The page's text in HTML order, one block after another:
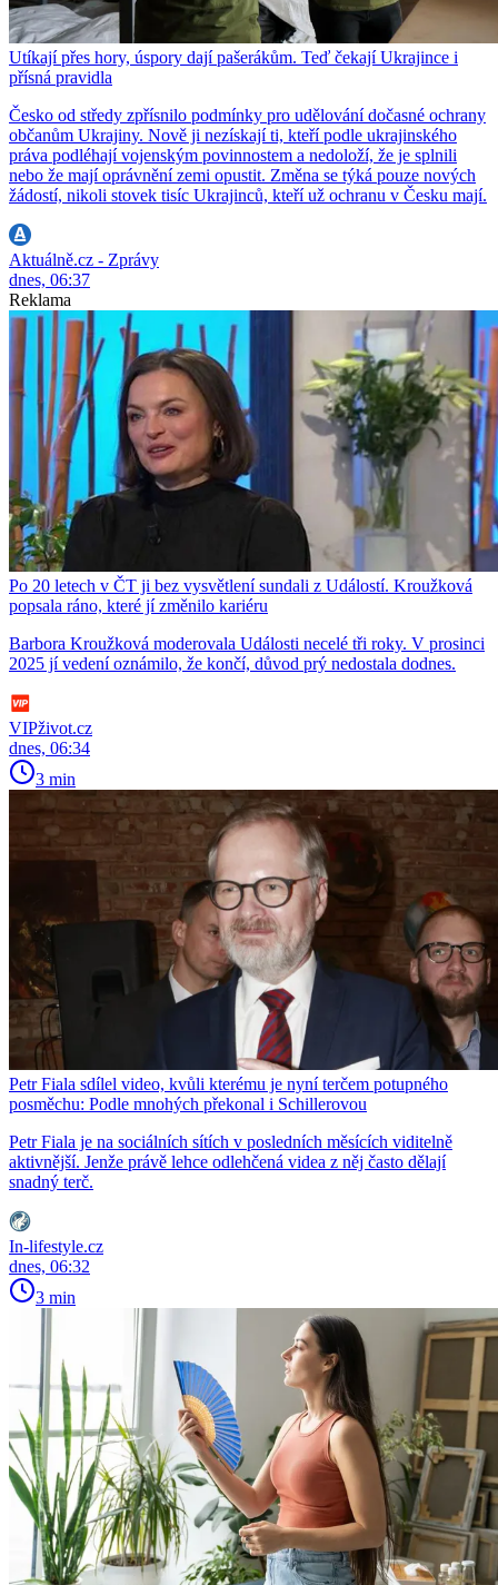
Utíkají přes hory, úspory dají pašerákům. Teď čekají Ukrajince i
přísná pravidla
Česko od středy zpřísnilo podmínky pro udělování dočasné ochrany
občanům Ukrajiny. Nově ji nezískají ti, kteří podle ukrajinského
práva podléhají vojenským povinnostem a nedoloží, že je splnili
nebo že mají oprávnění zemi opustit. Změna se týká pouze nových
žádostí, nikoli stovek tisíc Ukrajinců, kteří už ochranu v Česku mají.
Aktuálně.cz - Zprávy
dnes, 06:37
Reklama
Po 20 letech v ČT ji bez vysvětlení sundali z Událostí. Kroužková
popsala ráno, které jí změnilo kariéru
Barbora Kroužková moderovala Události necelé tři roky. V prosinci
2025 jí vedení oznámilo, že končí, důvod prý nedostala dodnes.
VIPživot.cz
dnes, 06:34
3 min
Petr Fiala sdílel video, kvůli kterému je nyní terčem potupného
posměchu: Podle mnohých překonal i Schillerovou
Petr Fiala je na sociálních sítích v posledních měsících viditelně
aktivnější. Jenže právě lehce odlehčená videa z něj často dělají
snadný terč.
In-lifestyle.cz
dnes, 06:32
3 min